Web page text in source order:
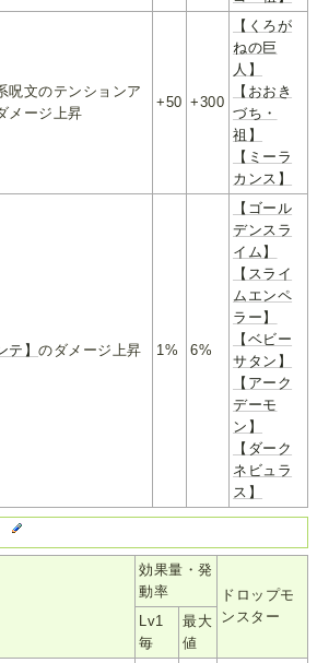
呪文のテンションア
メージ上昇
+50 +300
【くろが
ねの巨
人】
【おおき
づち・
祖】
【ミーラ
カンス】
テ】のダメージ上昇 1% 6%
【ゴール
デンスラ
イム】
【スライ
ムエンペ
ラー】
【ベビー
サタン】
【アーク
デーモ
ン】
【ダーク
ネビュラ
ス】
効果量・発
動率
ドロップモ
ンスター
Lv1
毎
最大
値